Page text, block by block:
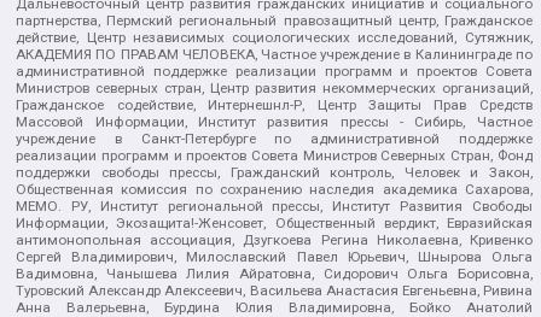
Дальневосточный центр развития гражданских инициатив и социального
партнерства, Пермский региональный правозащитный центр, Гражданское
действие, Центр независимых социологических исследований, Сутяжник,
АКАДЕМИЯ ПО ПРАВАМ ЧЕЛОВЕКА, Частное учреждение в Калининграде по
административной поддержке реализации программ и проектов Совета
Министров северных стран, Центр развития некоммерческих организаций,
Гражданское содействие, Интернешнл-Р, Центр Защиты Прав Средств
Массовой Информации, Институт развития прессы - Сибирь, Частное
учреждение в Санкт-Петербурге по административной поддержке
реализации программ и проектов Совета Министров Северных Стран, Фонд
поддержки свободы прессы, Гражданский контроль, Человек и Закон,
Общественная комиссия по сохранению наследия академика Сахарова,
МЕМО. РУ, Институт региональной прессы, Институт Развития Свободы
Информации, Экозащита!-Женсовет, Общественный вердикт, Евразийская
антимонопольная ассоциация, Дзугкоева Регина Николаевна, Кривенко
Сергей Владимирович, Милославский Павел Юрьевич, Шнырова Ольга
Вадимовна, Чанышева Лилия Айратовна, Сидорович Ольга Борисовна,
Туровский Александр Алексеевич, Васильева Анастасия Евгеньевна, Ривина
Анна Валерьевна, Бурдина Юлия Владимировна, Бойко Анатолий